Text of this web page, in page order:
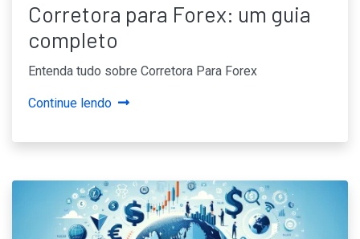
Corretora para Forex: um guia
completo
Entenda tudo sobre Corretora Para Forex
Continue lendo